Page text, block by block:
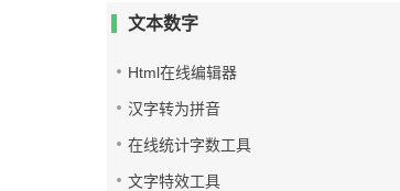
文本数字
Html在线编辑器
汉字转为拼音
在线统计字数工具
文字特效工具